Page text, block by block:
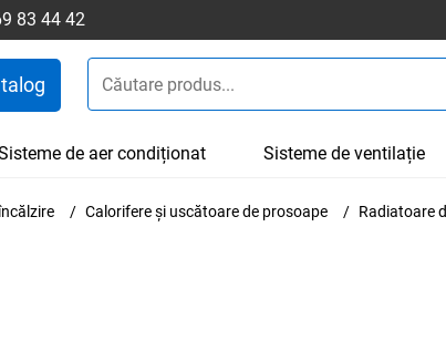
83 44 42
de aer condiționat Sisteme de ventilație
Calorifere și uscătoare de prosoape Radiatoare